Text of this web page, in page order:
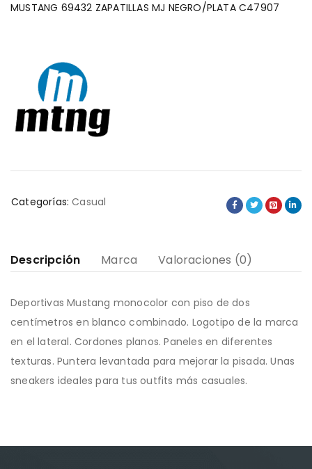
MUSTANG 69432 ZAPATILLAS MJ NEGRO/PLATA C47907
Categorías: Casual
Descripción Marca Valoraciones (0)
Deportivas Mustang monocolor con piso de dos
centímetros en blanco combinado. Logotipo de la marca
en el lateral. Cordones planos. Paneles en diferentes
texturas. Puntera levantada para mejorar la pisada. Unas
sneakers ideales para tus outfits más casuales.